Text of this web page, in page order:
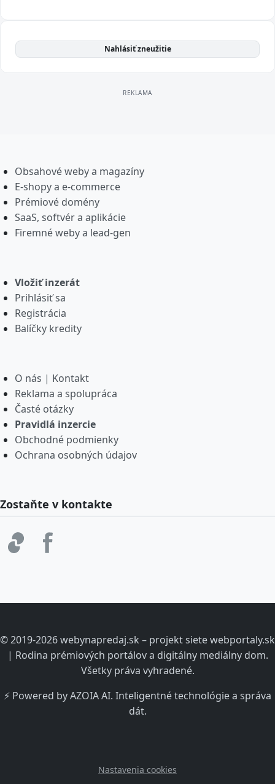
Nahlásiť zneužitie
Obsahové weby a magazíny
E-shopy a e-commerce
Prémiové domény
SaaS, softvér a aplikácie
Firemné weby a lead-gen
Vložiť inzerát
Prihlásiť sa
Registrácia
Balíčky kredity
O nás | Kontakt
Reklama a spolupráca
Časté otázky
Pravidlá inzercie
Obchodné podmienky
Ochrana osobných údajov
Zostaňte v kontakte
© 2019-2026 webynapredaj.sk – projekt siete webportaly.sk
| Rodina prémiových portálov a digitálny mediálny dom.
Všetky práva vyhradené.
⚡ Powered by AZOIA AI. Inteligentné technológie a správa
dát.
Nastavenia cookies